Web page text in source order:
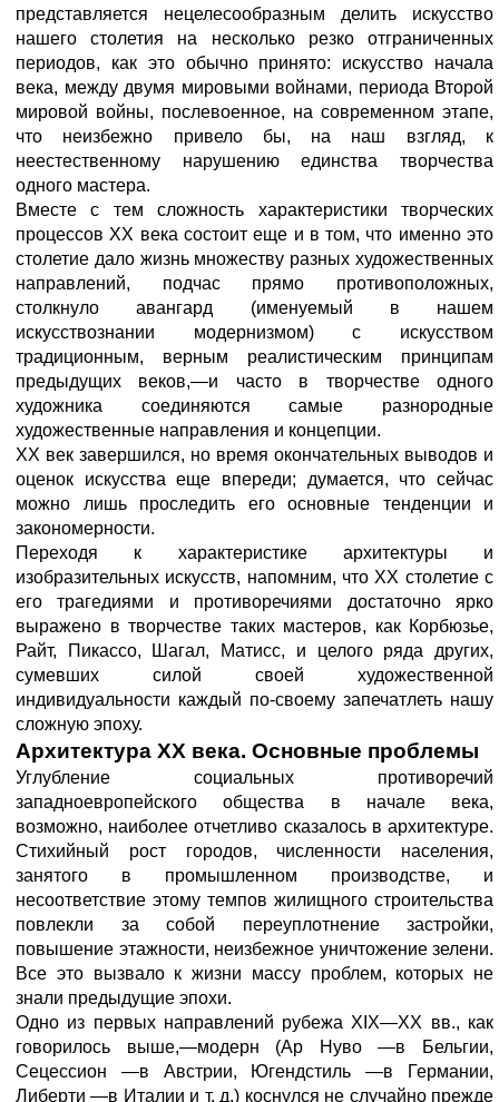
представляется нецелесообразным делить искусство
нашего столетия на несколько резко отграниченных
периодов, как это обычно принято: искусство начала
века, между двумя мировыми войнами, периода Второй
мировой войны, послевоенное, на современном этапе,
что неизбежно привело бы, на наш взгляд, к
неестественному нарушению единства творчества
одного мастера.
Вместе с тем сложность характеристики творческих
процессов XX века состоит еще и в том, что именно это
столетие дало жизнь множеству разных художественных
направлений, подчас прямо противоположных,
столкнуло авангард (именуемый в нашем
искусствознании модернизмом) с искусством
традиционным, верным реалистическим принципам
предыдущих веков,—и часто в творчестве одного
художника соединяются самые разнородные
художественные направления и концепции.
XX век завершился, но время окончательных выводов и
оценок искусства еще впереди; думается, что сейчас
можно лишь проследить его основные тенденции и
закономерности.
Переходя к характеристике архитектуры и
изобразительных искусств, напомним, что XX столетие с
его трагедиями и противоречиями достаточно ярко
выражено в творчестве таких мастеров, как Корбюзье,
Райт, Пикассо, Шагал, Матисс, и целого ряда других,
сумевших силой своей художественной
индивидуальности каждый по-своему запечатлеть нашу
сложную эпоху.
Архитектура XX века. Основные проблемы
Углубление социальных противоречий
западноевропейского общества в начале века,
возможно, наиболее отчетливо сказалось в архитектуре.
Стихийный рост городов, численности населения,
занятого в промышленном производстве, и
несоответствие этому темпов жилищного строительства
повлекли за собой переуплотнение застройки,
повышение этажности, неизбежное уничтожение зелени.
Все это вызвало к жизни массу проблем, которых не
знали предыдущие эпохи.
Одно из первых направлений рубежа XIX—XX вв., как
говорилось выше,—модерн (Ар Нуво —в Бельгии,
Сецессион —в Австрии, Югендстиль —в Германии,
Либерти —в Италии и т. д.) коснулся не случайно прежде